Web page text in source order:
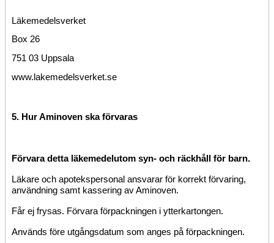
Läkemedelsverket
Box 26
751 03 Uppsala
www.lakemedelsverket.se
5. Hur Aminoven ska förvaras
Förvara detta läkemedel utom syn- och räckhåll för barn.
Läkare och apotekspersonal ansvarar för korrekt förvaring,
användning samt kassering av Aminoven.
Får ej frysas. Förvara förpackningen i ytterkartongen.
Används före utgångsdatum som anges på förpackningen.